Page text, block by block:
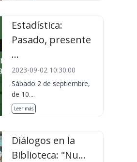
Estadística:
Pasado, presente
...
2023-09-02 10:30:00
Sábado 2 de septiembre,
de 10....
Leer más
Diálogos en la
Biblioteca: "Nu...